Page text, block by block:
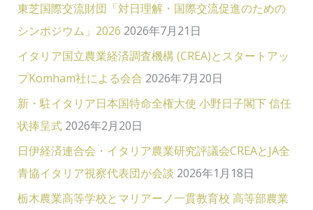
東芝国際交流財団「対日理解・国際交流促進のための
シンポジウム」2026 2026年7月21日
イタリア国立農業経済調査機構 (CREA)とスタートアッ
プKomham社による会合 2026年7月20日
新・駐イタリア日本国特命全権大使 小野日子閣下 信任
状捧呈式 2026年2月20日
日伊経済連合会・イタリア農業研究評議会CREAとJA全
青協イタリア視察代表団が会談 2026年1月18日
栃木農業高等学校とマリアーノ一貫教育校 高等部農業